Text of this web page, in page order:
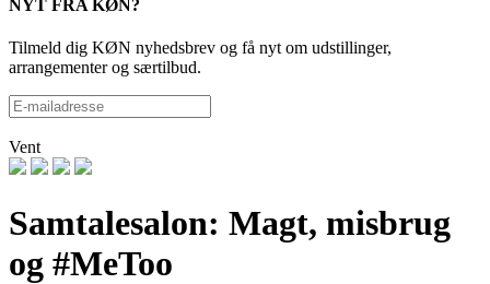
NYT FRA KØN?
Tilmeld dig KØN nyhedsbrev og få nyt om udstillinger,
arrangementer og særtilbud.
Vent
Samtalesalon: Magt, misbrug
og #MeToo